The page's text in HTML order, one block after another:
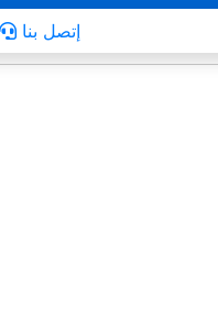
إتصل بنا